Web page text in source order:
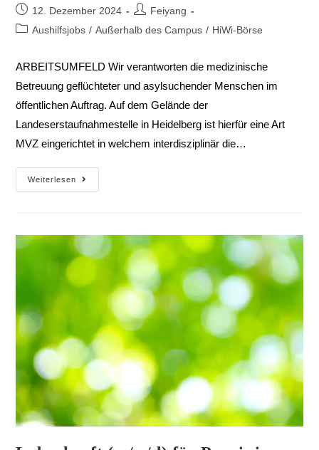
12. Dezember 2024
Feiyang
Aushilfsjobs / Außerhalb des Campus / HiWi-Börse
ARBEITSUMFELD Wir verantworten die medizinische
Betreuung geflüchteter und asylsuchender Menschen im
öffentlichen Auftrag. Auf dem Gelände der
Landeserstaufnahmestelle in Heidelberg ist hierfür eine Art
MVZ eingerichtet in welchem interdisziplinär die…
Weiterlesen